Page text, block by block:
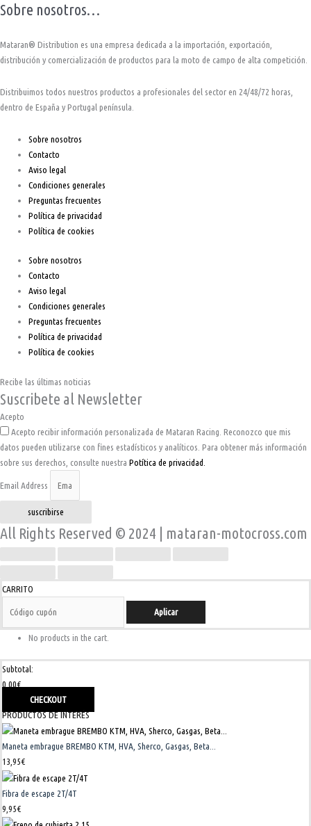
Sobre nosotros…
Mataran® Distribution es una empresa dedicada a la importación, exportación,
distribución y comercialización de productos para la moto de campo de alta competición.
Distribuimos todos nuestros productos a profesionales del sector en 24/48/72 horas,
dentro de España y Portugal península.
Sobre nosotros
Contacto
Aviso legal
Condiciones generales
Preguntas frecuentes
Política de privacidad
Política de cookies
Sobre nosotros
Contacto
Aviso legal
Condiciones generales
Preguntas frecuentes
Política de privacidad
Política de cookies
Recibe las últimas noticias
Suscribete al Newsletter
Acepto
Acepto recibir información personalizada de Mataran Racing. Reconozco que mis
datos pueden utilizarse con fines estadísticos y analíticos. Para obtener más información
sobre sus derechos, consulte nuestra Potítica de privacidad.
Email Address
suscribirse
All Rights Reserved © 2024 | mataran-motocross.com
CARRITO
Aplicar
No products in the cart.
Subtotal:
0,00€
CHECKOUT
PRODUCTOS DE INTERÉS
Maneta embrague BREMBO KTM, HVA, Sherco, Gasgas, Beta...
13,95€
Fibra de escape 2T/4T
9,95€